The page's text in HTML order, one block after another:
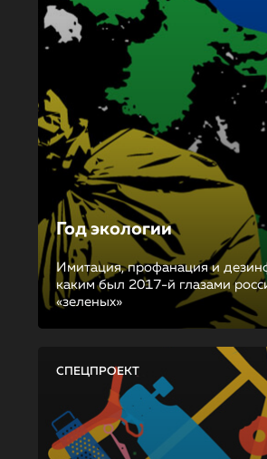
Год экологии
Имитация, профанация и
каким был 2017-й глазами
«зеленых»
СПЕЦПРОЕКТ